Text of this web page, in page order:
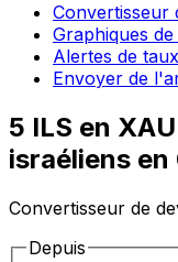
Convertisseur
Graphiques
Alertes de taux
Envoyer de
5 ILS en
israéliens
Convertisseur de
Depuis